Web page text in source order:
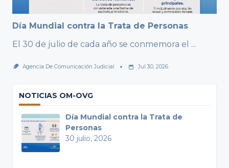
Día Mundial contra la Trata de Personas
El 30 de julio de cada año se conmemora el ...
Agencia De Comunicación Judicial Jul 30, 2026
NOTICIAS OM-OVG
Día Mundial contra la Trata de
Personas
30 julio, 2026